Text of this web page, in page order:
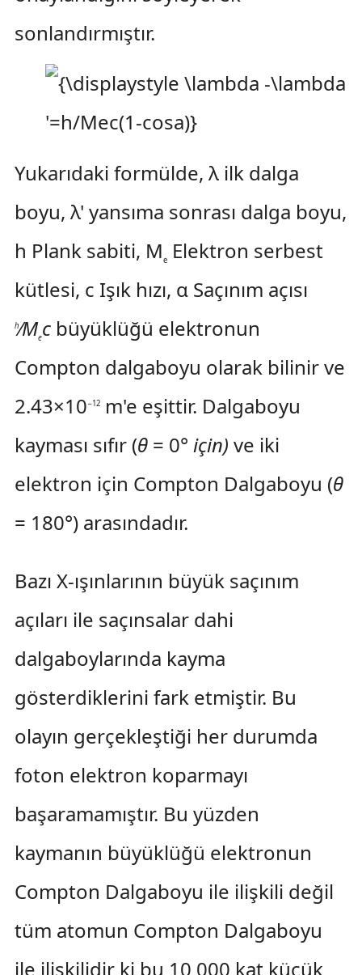
sonlandırmıştır.
Yukarıdaki formülde, λ ilk dalga
boyu, λ' yansıma sonrası dalga boyu,
h Plank sabiti, Me
Elektron serbest
kütlesi, c Işık hızı, α Saçınım açısı
h⁄Mecbüyüklüğü elektronun
Compton dalgaboyu olarak bilinir ve
2.43×10−12m'e eşittir. Dalgaboyu
kayması sıfır (θ= 0° için) ve iki
elektron için Compton Dalgaboyu (θ
= 180°) arasındadır.
Bazı X-ışınlarının büyük saçınım
açıları ile saçınsalar dahi
dalgaboylarında kayma
gösterdiklerini fark etmiştir. Bu
olayın gerçekleştiği her durumda
foton elektron koparmayı
başaramamıştır. Bu yüzden
kaymanın büyüklüğü elektronun
Compton Dalgaboyu ile ilişkili değil
tüm atomun Compton Dalgaboyu
ile ilişkilidir ki bu 10 000 kat küçük